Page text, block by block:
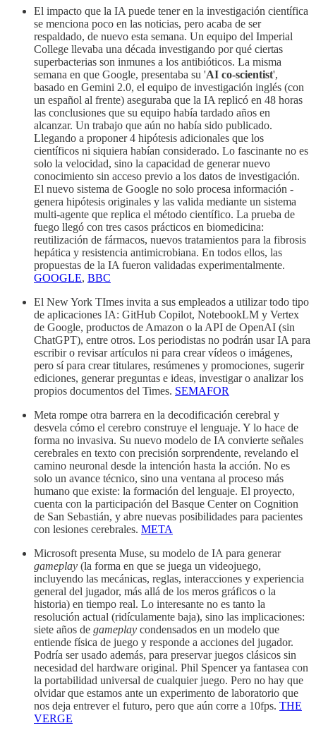
El impacto que la IA puede tener en la investigación científica
se menciona poco en las noticias, pero acaba de ser
respaldado, de nuevo esta semana. Un equipo del Imperial
College llevaba una década investigando por qué ciertas
superbacterias son inmunes a los antibióticos. La misma
semana en que Google, presentaba su 'AI co-scientist',
basado en Gemini 2.0, el equipo de investigación inglés (con
un español al frente) aseguraba que la IA replicó en 48 horas
las conclusiones que su equipo había tardado años en
alcanzar. Un trabajo que aún no había sido publicado.
Llegando a proponer 4 hipótesis adicionales que los
científicos ni siquiera habían considerado. Lo fascinante no es
solo la velocidad, sino la capacidad de generar nuevo
conocimiento sin acceso previo a los datos de investigación.
El nuevo sistema de Google no solo procesa información -
genera hipótesis originales y las valida mediante un sistema
multi-agente que replica el método científico. La prueba de
fuego llegó con tres casos prácticos en biomedicina:
reutilización de fármacos, nuevos tratamientos para la fibrosis
hepática y resistencia antimicrobiana. En todos ellos, las
propuestas de la IA fueron validadas experimentalmente.
GOOGLE, BBC
El New York TImes invita a sus empleados a utilizar todo tipo
de aplicaciones IA: GitHub Copilot, NotebookLM y Vertex
de Google, productos de Amazon o la API de OpenAI (sin
ChatGPT), entre otros. Los periodistas no podrán usar IA para
escribir o revisar artículos ni para crear vídeos o imágenes,
pero sí para crear titulares, resúmenes y promociones, sugerir
ediciones, generar preguntas e ideas, investigar o analizar los
propios documentos del Times. SEMAFOR
Meta rompe otra barrera en la decodificación cerebral y
desvela cómo el cerebro construye el lenguaje. Y lo hace de
forma no invasiva. Su nuevo modelo de IA convierte señales
cerebrales en texto con precisión sorprendente, revelando el
camino neuronal desde la intención hasta la acción. No es
solo un avance técnico, sino una ventana al proceso más
humano que existe: la formación del lenguaje. El proyecto,
cuenta con la participación del Basque Center on Cognition
de San Sebastián, y abre nuevas posibilidades para pacientes
con lesiones cerebrales. META
Microsoft presenta Muse, su modelo de IA para generar
gameplay (la forma en que se juega un videojuego,
incluyendo las mecánicas, reglas, interacciones y experiencia
general del jugador, más allá de los meros gráficos o la
historia) en tiempo real. Lo interesante no es tanto la
resolución actual (ridículamente baja), sino las implicaciones:
siete años de gameplay condensados en un modelo que
entiende física de juego y responde a acciones del jugador.
Podría ser usado además, para preservar juegos clásicos sin
necesidad del hardware original. Phil Spencer ya fantasea con
la portabilidad universal de cualquier juego. Pero no hay que
olvidar que estamos ante un experimento de laboratorio que
nos deja entrever el futuro, pero que aún corre a 10fps. THE
VERGE